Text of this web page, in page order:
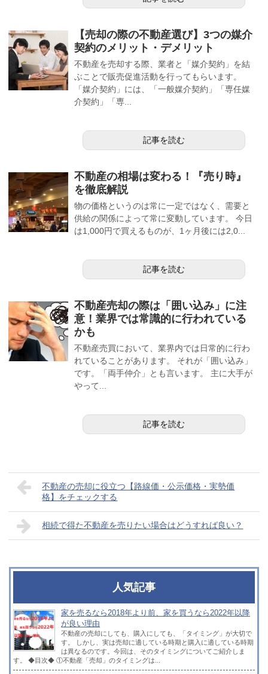
【売却の際の不動産選び】3つの媒介
契約のメリット・デメリット
不動産を売却する際、業者と「媒介契約」を結
ぶことで販売促進活動を行ってもらいます。
「媒介契約」には、「一般媒介契約」「専任媒
介契約」「専...
記事を読む
不動産の相場は変わる！『売り時』
を徹底解説
物の価格というのは常に一定ではなく、需要と
供給の関係によって常に変動しています。 今日
は1,000円で買えるものが、1ヶ月後には2,0...
記事を読む
不動産売却の際は「囲い込み」に注
意！業界では常識的に行われている
かも
不動産売買において、業界内では日常的に行わ
れていることがあります。 それが「囲い込み」
です。「両手仲介」とも言います。 主に大手が
やって...
記事を読む
不動産の売却に役立つ【路線価・公示価格・実勢価
格】をチェックする
相続で得た不動産を売りたい場合はどうすれば良い？
人気記事
家を売るなら2018年より前、家を買うなら2022年以降
が良い理由
不動産の売却にしても、購入にしても、「タイミング」が大切で
す。 しかし、実は売却に適している時期と購入に適している時期
は異なるのです。今回は、そのタイミングについてご紹介しま
す。 ◆目次◆ ①不動産「売却」のタイミングは...